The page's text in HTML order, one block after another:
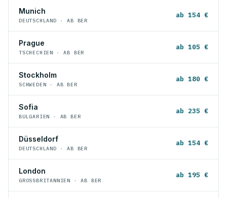
Munich
DEUTSCHLAND · AB BER
ab 154 €
Prague
TSCHECHIEN · AB BER
ab 105 €
Stockholm
SCHWEDEN · AB BER
ab 180 €
Sofia
BULGARIEN · AB BER
ab 235 €
Düsseldorf
DEUTSCHLAND · AB BER
ab 154 €
London
GROSSBRITANNIEN · AB BER
ab 195 €